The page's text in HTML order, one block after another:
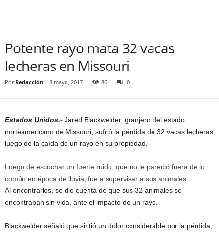
Potente rayo mata 32 vacas
lecheras en Missouri
Por Redacción - 8 mayo, 2017 86 0
Estados Unidos.- Jared Blackwelder, granjero del estado
norteamericano de Missouri, sufrió la pérdida de 32 vacas lecheras
luego de la caída de un rayo en su propiedad.
Luego de escuchar un fuerte ruido, que no le pareció fuera de lo
común en época de lluvia, fue a supervisar a sus animales
Al encontrarlos, se dio cuenta de que sus 32 animales se
encontraban sin vida, ante el impacto de un rayo.
Blackwelder señaló que sintió un dolor considerable por la pérdida,